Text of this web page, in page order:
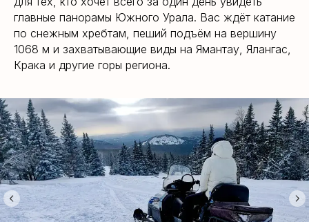
главные панорамы Южного Урала. Вас ждёт катание
по снежным хребтам, пеший подъём на вершину
1068 м и захватывающие виды на Ямантау, Ялангас,
Крака и другие горы региона.